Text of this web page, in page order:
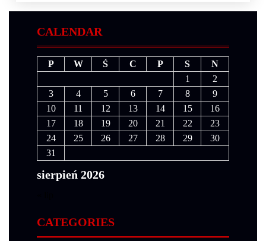
CALENDAR
sierpień 2026
P W Ś C P S
N
1
2
3
4 5 6 7 8
9
10
11 12 13 14 15
16
17
18 19 20 21 22
23
24
25 26 27 28 29
30
31
CATEGORIES